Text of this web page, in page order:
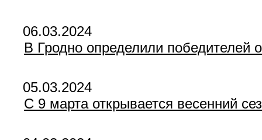
06.03.2024
В Гродно определили победителей
05.03.2024
С 9 марта открывается весенний